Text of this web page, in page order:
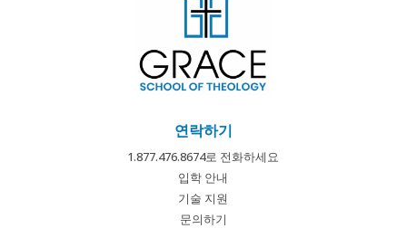
연락하기
1.877.476.8674로 전화하세요
입학 안내
기술 지원
문의하기